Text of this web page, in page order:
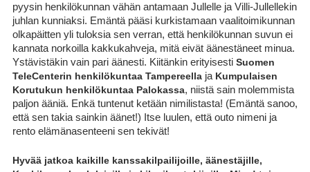
pyysin henkilökunnan vähän antamaan Jullelle ja Villi-Jullellekin
juhlan kunniaksi. Emäntä pääsi kurkistamaan vaalitoimikunnan
olkapäitten yli tuloksia sen verran, että henkilökunnan suvun ei
kannata norkoilla kakkukahveja, mitä eivät äänestäneet minua.
Ystävistäkin vain pari äänesti. Kiitänkin erityisesti Suomen
TeleCenterin henkilökuntaa Tampereellaja Kumpulaisen
Korutukun henkilökuntaa Palokassa, niistä sain molemmista
paljon ääniä. Enkä tuntenut ketään nimilistasta! (Emäntä sanoo,
että sen takia sainkin äänet!) Itse luulen, että outo nimeni ja
rento elämänasenteeni sen tekivät!
Hyvää jatkoa kaikille kanssakilpailijoille, äänestäjille,